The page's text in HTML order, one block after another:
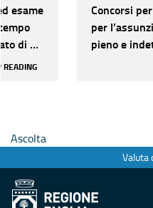
esame
di n.
D per
READING
Concorsi
per
pieno e
209 unità
Ascolta
Valuta